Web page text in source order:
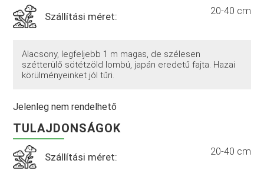
Szállítási méret: 20-40 cm
Alacsony, legfeljebb 1 m magas, de szélesen
szétterülő sötétzöld lombú, japán eredetű fajta. Hazai
körülményeinket jól tűri.
Jelenleg nem rendelhető
TULAJDONSÁGOK
Szállítási méret: 20-40 cm